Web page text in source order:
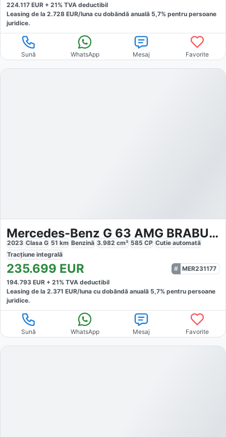
224.117 EUR + 21% TVA deductibil
Leasing de la 2.728 EUR/luna cu dobăndă anuală 5,7% pentru persoane
juridice.
Sună WhatsApp Mesaj Favorite
Mercedes-Benz G 63 AMG BRABUS WIDESTAR
2023 Clasa G 51 km Benzină 3.982 cm³ 585 CP Cutie automată
Tracțiune integrală
235.699 EUR
MER231177
194.793 EUR + 21% TVA deductibil
Leasing de la 2.371 EUR/luna cu dobăndă anuală 5,7% pentru persoane
juridice.
Sună WhatsApp Mesaj Favorite